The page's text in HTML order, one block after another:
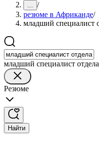
... /
резюме в Африканде/
младший специалист
младший специалист
Резюме
Найти